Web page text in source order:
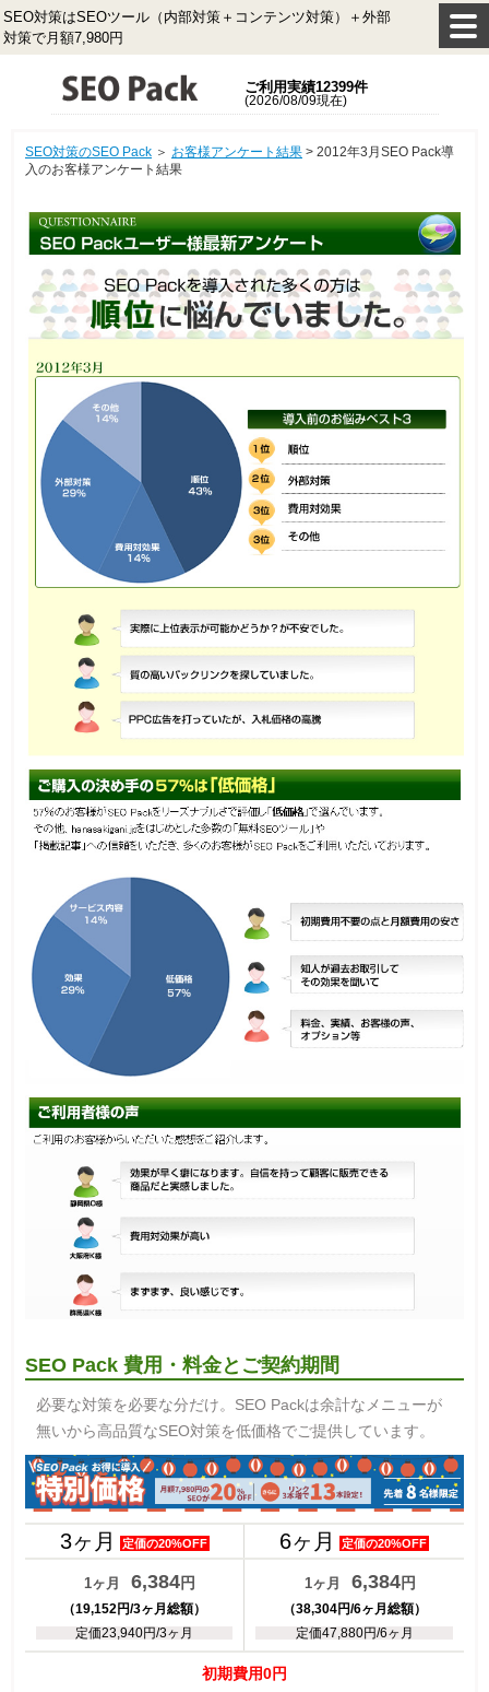
SEO対策はSEOツール（内部対策＋コンテンツ対策）＋外部
対策で月額7,980円
ご利用実績12399件
(2026/08/09現在)
SEO対策のSEO Pack ＞ お客様アンケート結果 > 2012年3月SEO Pack導
入のお客様アンケート結果
SEO Pack 費用・料金とご契約期間
必要な対策を必要な分だけ。SEO Packは余計なメニューが
無いから高品質なSEO対策を低価格でご提供しています。
3ヶ月 定価の20%OFF 6ヶ月 定価の20%OFF
1ヶ月 6,384円
（19,152円/3ヶ月総額）
定価23,940円/3ヶ月
1ヶ月 6,384円
（38,304円/6ヶ月総額）
定価47,880円/6ヶ月
初期費用0円